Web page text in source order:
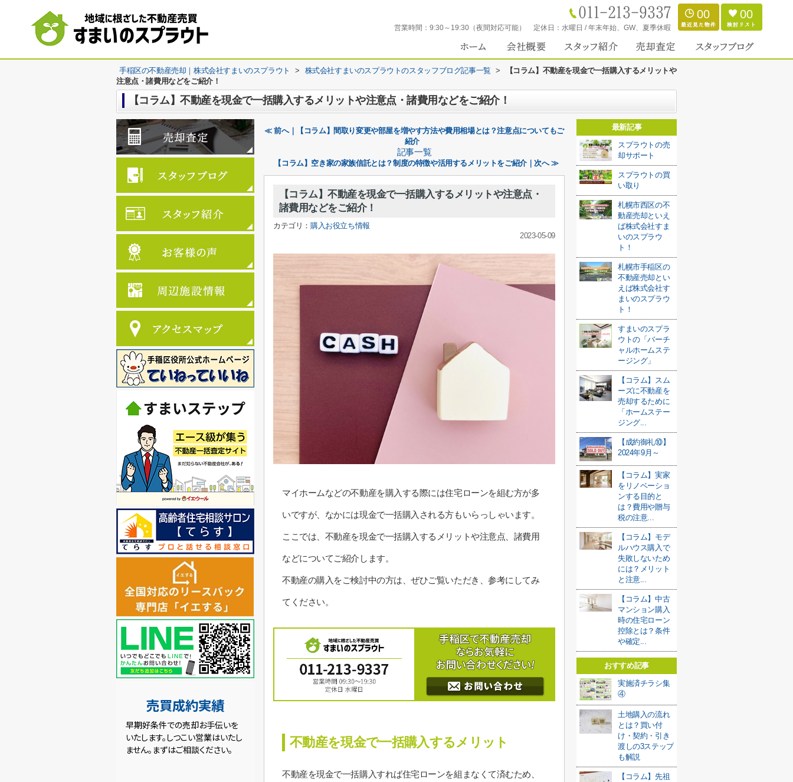
営業時間： 9:30～19:30（夜間対応可能） 定休日： 水曜日 / 年末年始、GW、夏季休暇
00 00
手稲区の不動産売却｜株式会社すまいのスプラウト > 株式会社すまいのスプラウトのスタッフブログ記事一覧 >
【コラム】不動産を現金で一括購入するメリットや
注意点・諸費用などをご紹介！
【コラム】不動産を現金で一括購入するメリットや注意点・諸費用などをご紹介！
≪ 前へ｜【コラム】間取り変更や部屋を増やす方法や費用相場とは？注意点についてもご
紹介
記事一覧
【コラム】空き家の家族信託とは？制度の特徴や活用するメリットをご紹介｜次へ ≫
【コラム】不動産を現金で一括購入するメリットや注意点・
諸費用などをご紹介！
カテゴリ：購入お役立ち情報
2023-05-09
マイホームなどの不動産を購入する際には住宅ローンを組む方が多
いですが、なかには現金で一括購入される方もいらっしゃいます。
ここでは、不動産を現金で一括購入するメリットや注意点、諸費用
などについてご紹介します。
不動産の購入をご検討中の方は、ぜひご覧いただき、参考にしてみ
てください。
不動産を現金で一括購入するメリット
不動産を現金で一括購入すれば住宅ローンを組まなくて済むため、
最新記事
スプラウトの売
却サポート
スプラウトの買
い取り
札幌市西区の不
動産売却といえ
ば株式会社すま
いのスプラウ
ト！
札幌市手稲区の
不動産売却とい
えば株式会社す
まいのスプラウ
ト！
すまいのスプラ
ウトの「バーチ
ャルホームステ
ージング」
【コラム】スム
ーズに不動産を
売却するために
「ホームステー
ジング...
【成約御礼⑩】
2024年9月～
【コラム】実家
をリノベーショ
ンする目的と
は？費用や贈与
税の注意...
【コラム】モデ
ルハウス購入で
失敗しないため
には？メリット
と注意...
【コラム】中古
マンション購入
時の住宅ローン
控除とは？条件
や確定...
おすすめ記事
実施済チラシ集
④
土地購入の流れ
とは？買い付
け・契約・引き
渡しの3ステップ
も解説
【コラム】先祖